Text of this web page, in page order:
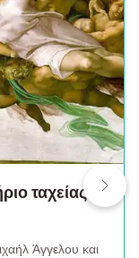
ταχείας
Άγγελου και